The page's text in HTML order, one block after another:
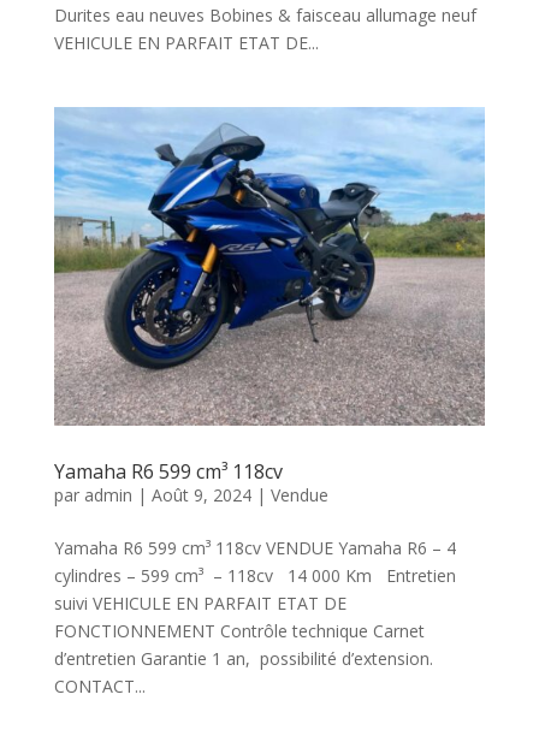
Durites eau neuves Bobines & faisceau allumage neuf
VEHICULE EN PARFAIT ETAT DE...
Yamaha R6 599 cm³ 118cv
par admin | Août 9, 2024| Vendue
Yamaha R6 599 cm³ 118cv VENDUE Yamaha R6 – 4
cylindres – 599 cm³ – 118cv 14 000 Km Entretien
suivi VEHICULE EN PARFAIT ETAT DE
FONCTIONNEMENT Contrôle technique Carnet
d’entretien Garantie 1 an, possibilité d’extension.
CONTACT...